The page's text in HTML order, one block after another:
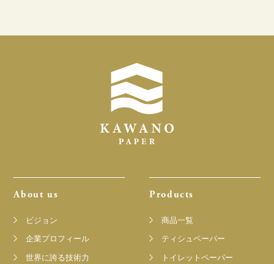
About us
ビジョン
企業プロフィール
世界に誇る技術力
Products
商品一覧
ティシュペーパー
トイレットペーパー